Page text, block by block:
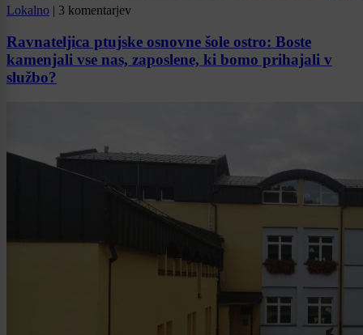
Lokalno | 3 komentarjev
Ravnateljica ptujske osnovne šole ostro: Boste
kamenjali vse nas, zaposlene, ki bomo prihajali v
službo?